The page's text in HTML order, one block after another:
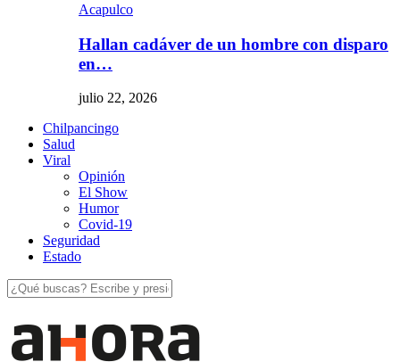
Acapulco
Hallan cadáver de un hombre con disparo
en…
julio 22, 2026
Chilpancingo
Salud
Viral
Opinión
El Show
Humor
Covid-19
Seguridad
Estado